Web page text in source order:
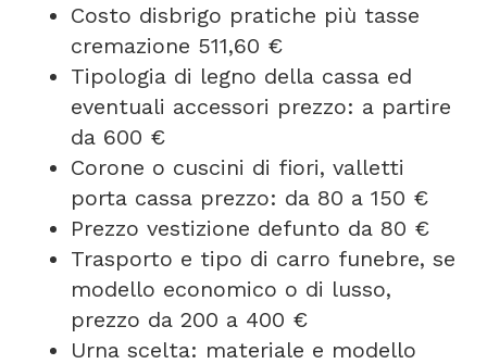
Costo disbrigo pratiche più tasse
cremazione 511,60 €
Tipologia di legno della cassa ed
eventuali accessori prezzo: a partire
da 600 €
Corone o cuscini di fiori, valletti
porta cassa prezzo: da 80 a 150 €
Prezzo vestizione defunto da 80 €
Trasporto e tipo di carro funebre, se
modello economico o di lusso,
prezzo da 200 a 400 €
Urna scelta: materiale e modello